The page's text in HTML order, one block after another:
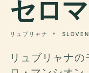
セロマ
リュブリャナ
リュブリャナ